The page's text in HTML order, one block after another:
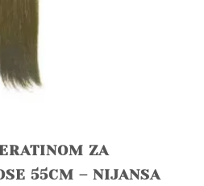
ZA
55CM – NIJANSA